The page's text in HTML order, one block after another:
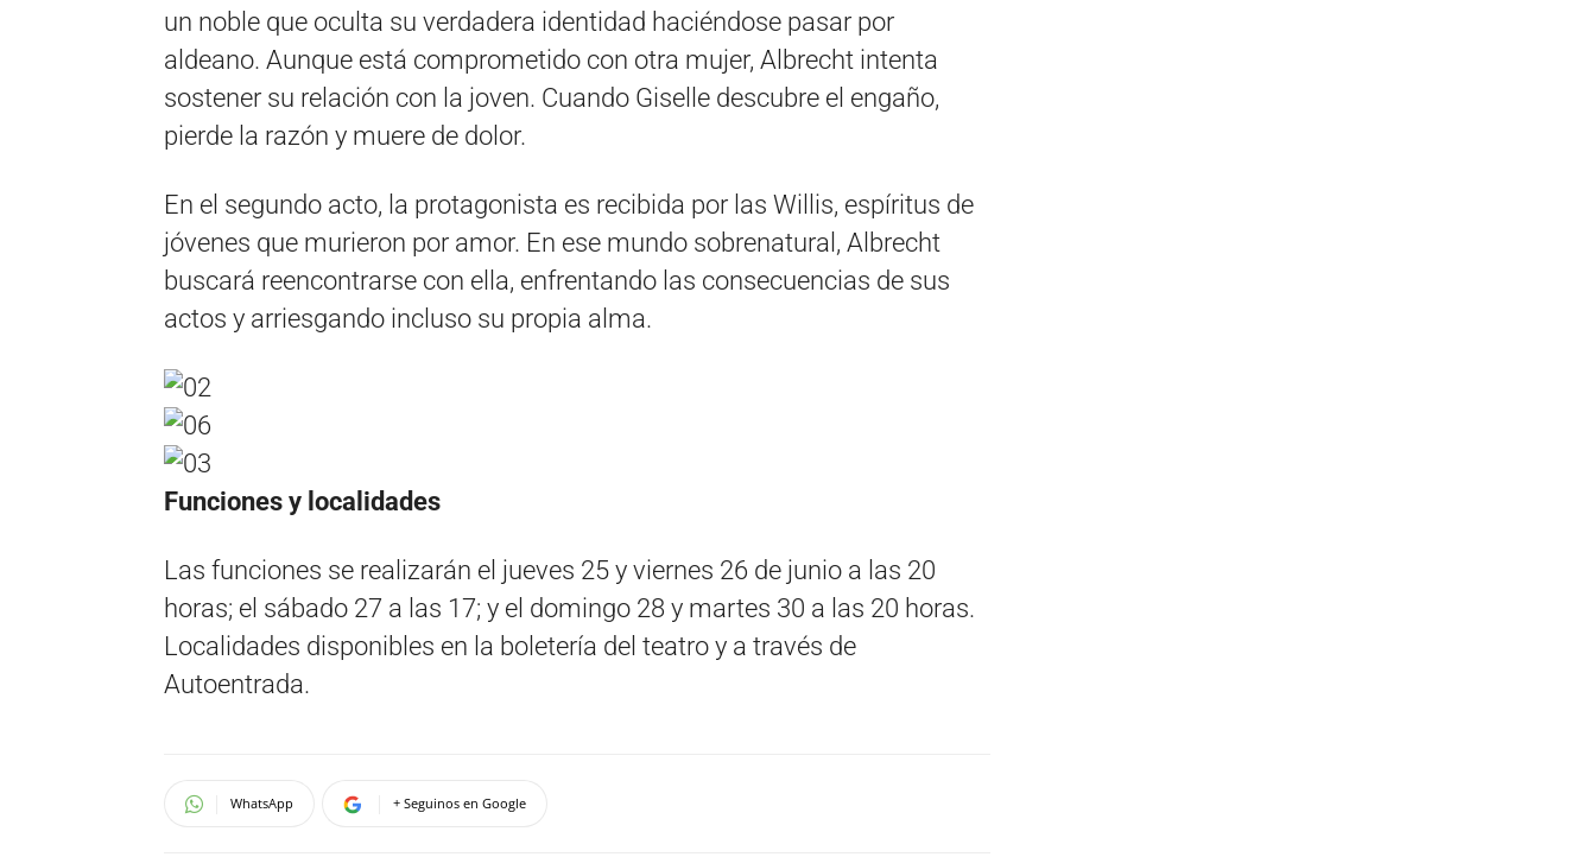
un noble que oculta su verdadera identidad haciéndose pasar por
aldeano. Aunque está comprometido con otra mujer, Albrecht intenta
sostener su relación con la joven. Cuando Giselle descubre el engaño,
pierde la razón y muere de dolor.
En el segundo acto, la protagonista es recibida por las Willis, espíritus de
jóvenes que murieron por amor. En ese mundo sobrenatural, Albrecht
buscará reencontrarse con ella, enfrentando las consecuencias de sus
actos y arriesgando incluso su propia alma.
Funciones y localidades
Las funciones se realizarán el jueves 25 y viernes 26 de junio a las 20
horas; el sábado 27 a las 17; y el domingo 28 y martes 30 a las 20 horas.
Localidades disponibles en la boletería del teatro y a través de
Autoentrada.
WhatsApp + Seguinos en Google